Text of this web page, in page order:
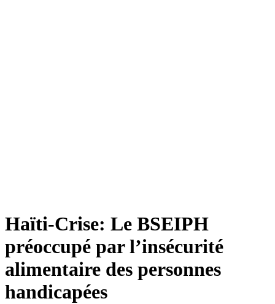
Haïti-Crise: Le BSEIPH
préoccupé par l’insécurité
alimentaire des personnes
handicapées